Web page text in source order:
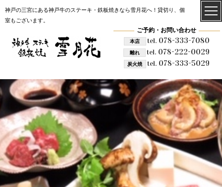
神戸の三宮にある神戸牛のステーキ・鉄板焼きなら雪月花へ！貸切り、個
室もございます。
ご予約・お問い合わせ
本店 tel.078-333-7080
離れ tel. 078-222-0029
炭火焼 tel.078-333-5029
雪月花 炭火焼